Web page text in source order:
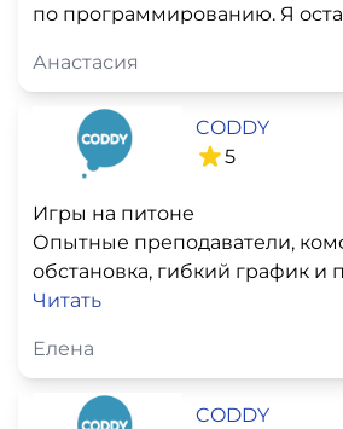
по программированию. Я
Анастасия
CODDY
5
Игры на питоне
Опытные преподаватели,
обстановка, гибкий график и
Читать
Елена
CODDY